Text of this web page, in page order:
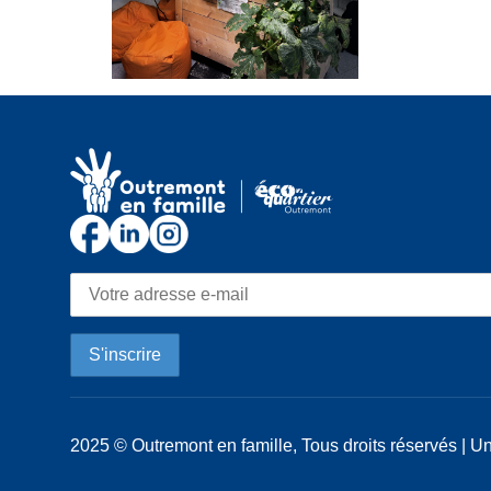
2025 © Outremont en famille, Tous droits réservés |